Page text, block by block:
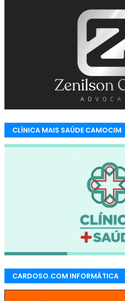
CLÍNICA MAIS SAÚDE CAMOCIM
CARDOSO.COM INFORMÁTICA